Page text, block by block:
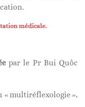
médicale.
par le Pr Bui Quôc
« multiréflexologie »,